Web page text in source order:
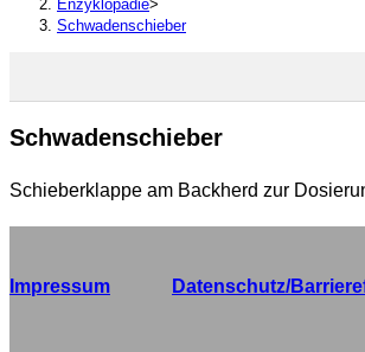
Enzyklopädie>
Schwadenschieber
Schwadenschieber
Schieberklappe am Backherd zur
Impressum Datenschutz/